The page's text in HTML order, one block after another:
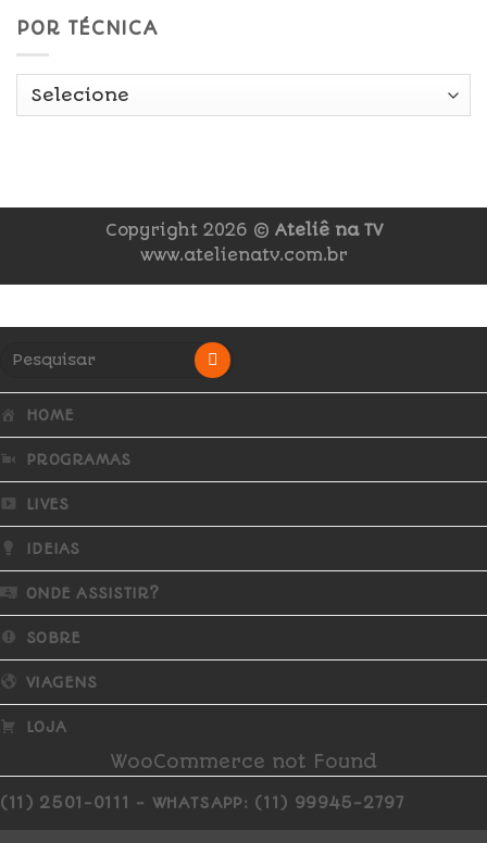
POR TÉCNICA
Copyright 2026 © Ateliê na TV
www.atelienatv.com.br
HOME
PROGRAMAS
LIVES
IDEIAS
ONDE ASSISTIR?
SOBRE
VIAGENS
LOJA
WooCommerce not Found
(11) 2501-0111 - WHATSAPP: (11) 99945-2797